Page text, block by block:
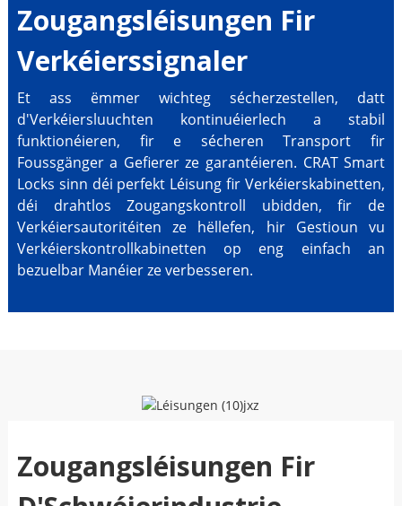
Zougangsléisungen Fir
Verkéierssignaler
Et ass ëmmer wichteg sécherzestellen, datt
d'Verkéiersluuchten kontinuéierlech a stabil
funktionéieren, fir e sécheren Transport fir
Foussgänger a Gefierer ze garantéieren. CRAT Smart
Locks sinn déi perfekt Léisung fir Verkéierskabinetten,
déi drahtlos Zougangskontroll ubidden, fir de
Verkéiersautoritéiten ze hëllefen, hir Gestioun vu
Verkéierskontrollkabinetten op eng einfach an
bezuelbar Manéier ze verbesseren.
Zougangsléisungen Fir